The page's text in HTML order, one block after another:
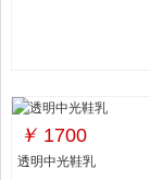
￥ 1700
透明中光鞋乳